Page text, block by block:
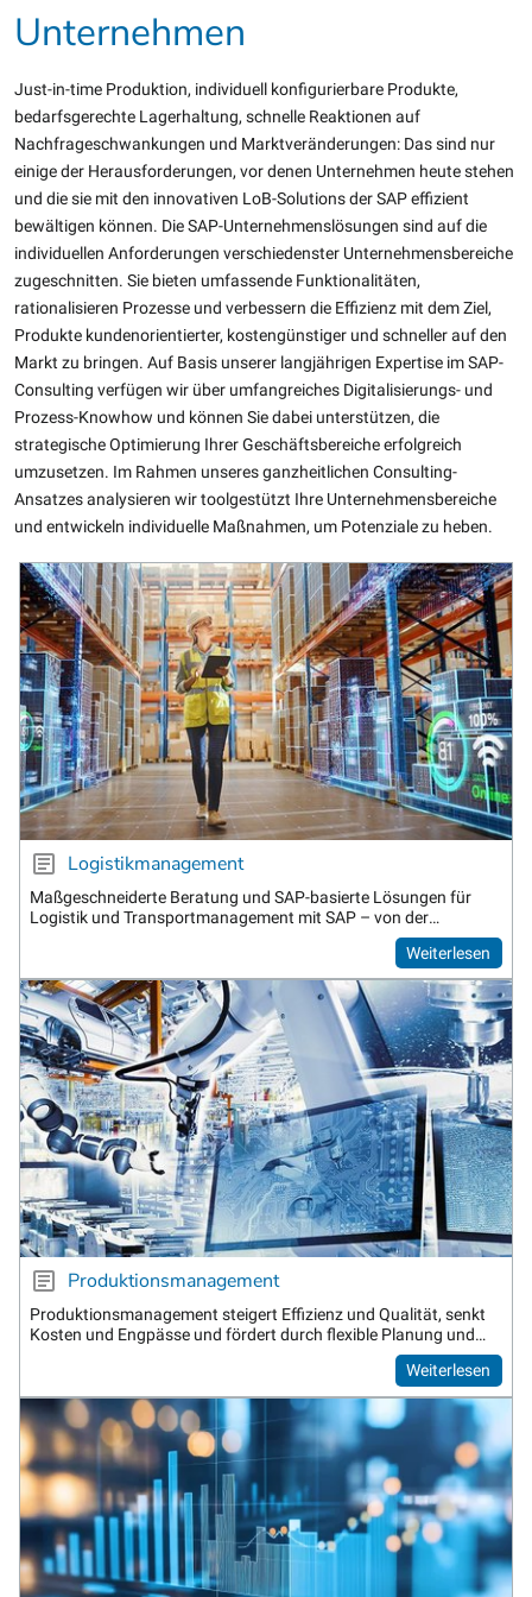
Unternehmen
Just-in-time Produktion, individuell konfigurierbare Produkte,
bedarfsgerechte Lagerhaltung, schnelle Reaktionen auf
Nachfrageschwankungen und Marktveränderungen: Das sind nur
einige der Herausforderungen, vor denen Unternehmen heute stehen
und die sie mit den innovativen LoB-Solutions der SAP effizient
bewältigen können. Die SAP-Unternehmenslösungen sind auf die
individuellen Anforderungen verschiedenster Unternehmensbereiche
zugeschnitten. Sie bieten umfassende Funktionalitäten,
rationalisieren Prozesse und verbessern die Effizienz mit dem Ziel,
Produkte kundenorientierter, kostengünstiger und schneller auf den
Markt zu bringen. Auf Basis unserer langjährigen Expertise im SAP-
Consulting verfügen wir über umfangreiches Digitalisierungs- und
Prozess-Knowhow und können Sie dabei unterstützen, die
strategische Optimierung Ihrer Geschäftsbereiche erfolgreich
umzusetzen. Im Rahmen unseres ganzheitlichen Consulting-
Ansatzes analysieren wir toolgestützt Ihre Unternehmensbereiche
und entwickeln individuelle Maßnahmen, um Potenziale zu heben.
Logistikmanagement
Maßgeschneiderte Beratung und SAP-basierte Lösungen für
Logistik und Transportmanagement mit SAP – von der
strategischen Planung bis zur operativen Umsetzung.
Weiterlesen
Produktionsmanagement
Produktionsmanagement steigert Effizienz und Qualität, senkt
Kosten und Engpässe und fördert durch flexible Planung und
Weiterlesen